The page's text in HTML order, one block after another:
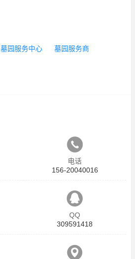
墓园服务中心 墓园服务商
电话
156-20040016
QQ
309591418